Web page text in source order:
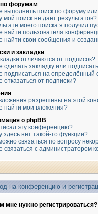
по форумам
выполнить поиск по форуму
мой поиск не даёт результатов?
моего поиска я получил
найти пользователя
найти свои сообщения и
и закладки
отличаются от подписок?
сделать закладку или
подписаться на
отказаться от подписки?
разрешены на этой
найти мои вложения?
о phpBB
эту конференцию?
здесь нет такой-то функции?
связаться по вопросу
связаться с администратором
на конференцию и
мне нужно регистрироваться?